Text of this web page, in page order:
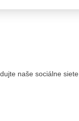
naše sociálne siete